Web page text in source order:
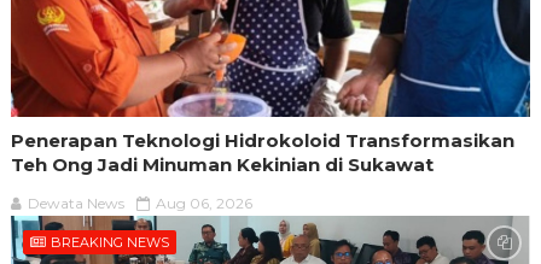
Penerapan Teknologi Hidrokoloid Transformasikan
Teh Ong Jadi Minuman Kekinian di Sukawat
Dewata News Aug 06, 2026
BREAKING NEWS